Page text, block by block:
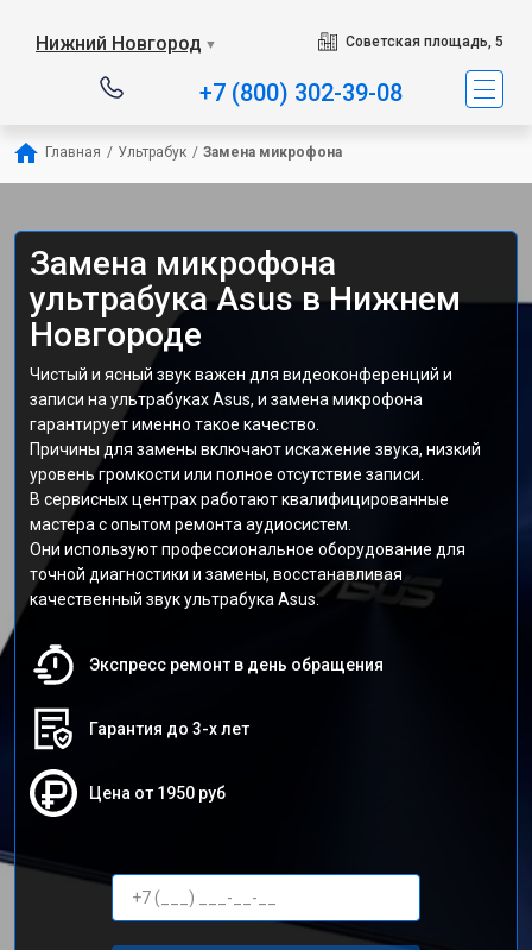
Нижний Новгород ▼ Советская площадь, 5
+7 (800) 302-39-08
Главная / Ультрабук / Замена микрофона
Замена микрофона
ультрабука Asus в Нижнем
Новгороде
Чистый и ясный звук важен для видеоконференций и
записи на ультрабуках Asus, и замена микрофона
гарантирует именно такое качество.
Причины для замены включают искажение звука, низкий
уровень громкости или полное отсутствие записи.
В сервисных центрах работают квалифицированные
мастера с опытом ремонта аудиосистем.
Они используют профессиональное оборудование для
точной диагностики и замены, восстанавливая
качественный звук ультрабука Asus.
Экспресс ремонт в день обращения
Гарантия до 3-х лет
Цена от 1950 руб